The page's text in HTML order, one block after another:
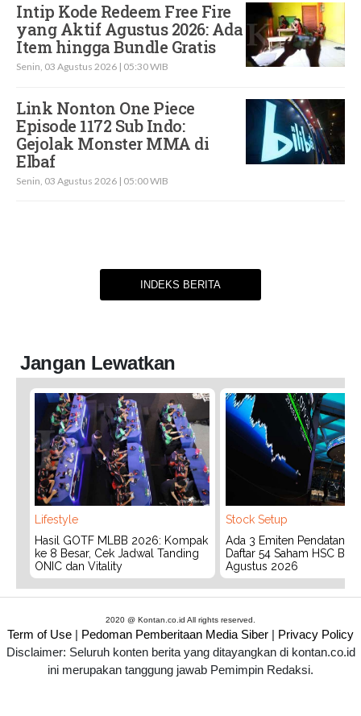
Intip Kode Redeem Free Fire
yang Aktif Agustus 2026: Ada
Item hingga Bundle Gratis
Senin, 03 Agustus 2026 | 05:30 WIB
Link Nonton One Piece
Episode 1172 Sub Indo:
Gejolak Monster MMA di
Elbaf
Senin, 03 Agustus 2026 | 05:00 WIB
INDEKS BERITA
Jangan Lewatkan
Lifestyle
Hasil GOTF MLBB 2026: Kompak
ke 8 Besar, Cek Jadwal Tanding
ONIC dan Vitality
Stock Setup
Ada 3 Emiten Pendatang
Daftar 54 Saham HSC BEI
Agustus 2026
2020 @ Kontan.co.id All rights reserved.
Term of Use | Pedoman Pemberitaan Media Siber | Privacy Policy
Disclaimer: Seluruh konten berita yang ditayangkan di kontan.co.id
ini merupakan tanggung jawab Pemimpin Redaksi.